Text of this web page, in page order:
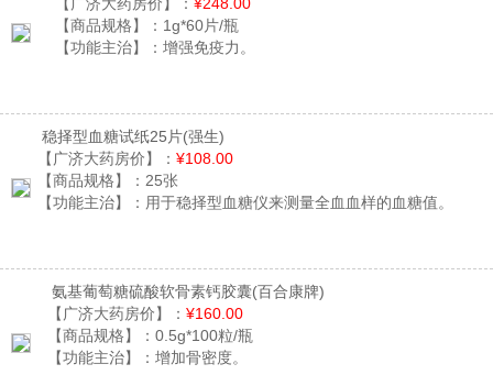
【广济大药房价】： ¥248.00
【商品规格】： 1g*60片/瓶
【功能主治】： 增强免疫力。
稳择型血糖试纸25片(强生)
【广济大药房价】： ¥108.00
【商品规格】： 25张
【功能主治】： 用于稳择型血糖仪来测量全血血样的血糖值。
氨基葡萄糖硫酸软骨素钙胶囊(百合康牌)
【广济大药房价】： ¥160.00
【商品规格】： 0.5g*100粒/瓶
【功能主治】： 增加骨密度。